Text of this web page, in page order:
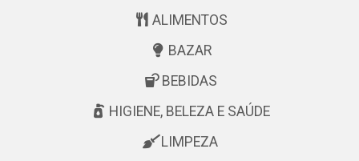
ALIMENTOS
BAZAR
BEBIDAS
HIGIENE, BELEZA E SAÚDE
LIMPEZA